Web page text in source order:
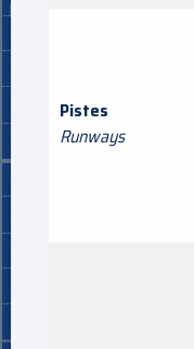
Pistes
Runways